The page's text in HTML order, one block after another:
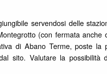
servendosi delle
(con fermata anche
di Abano Terme, poste
sito. Valutare la possibilità